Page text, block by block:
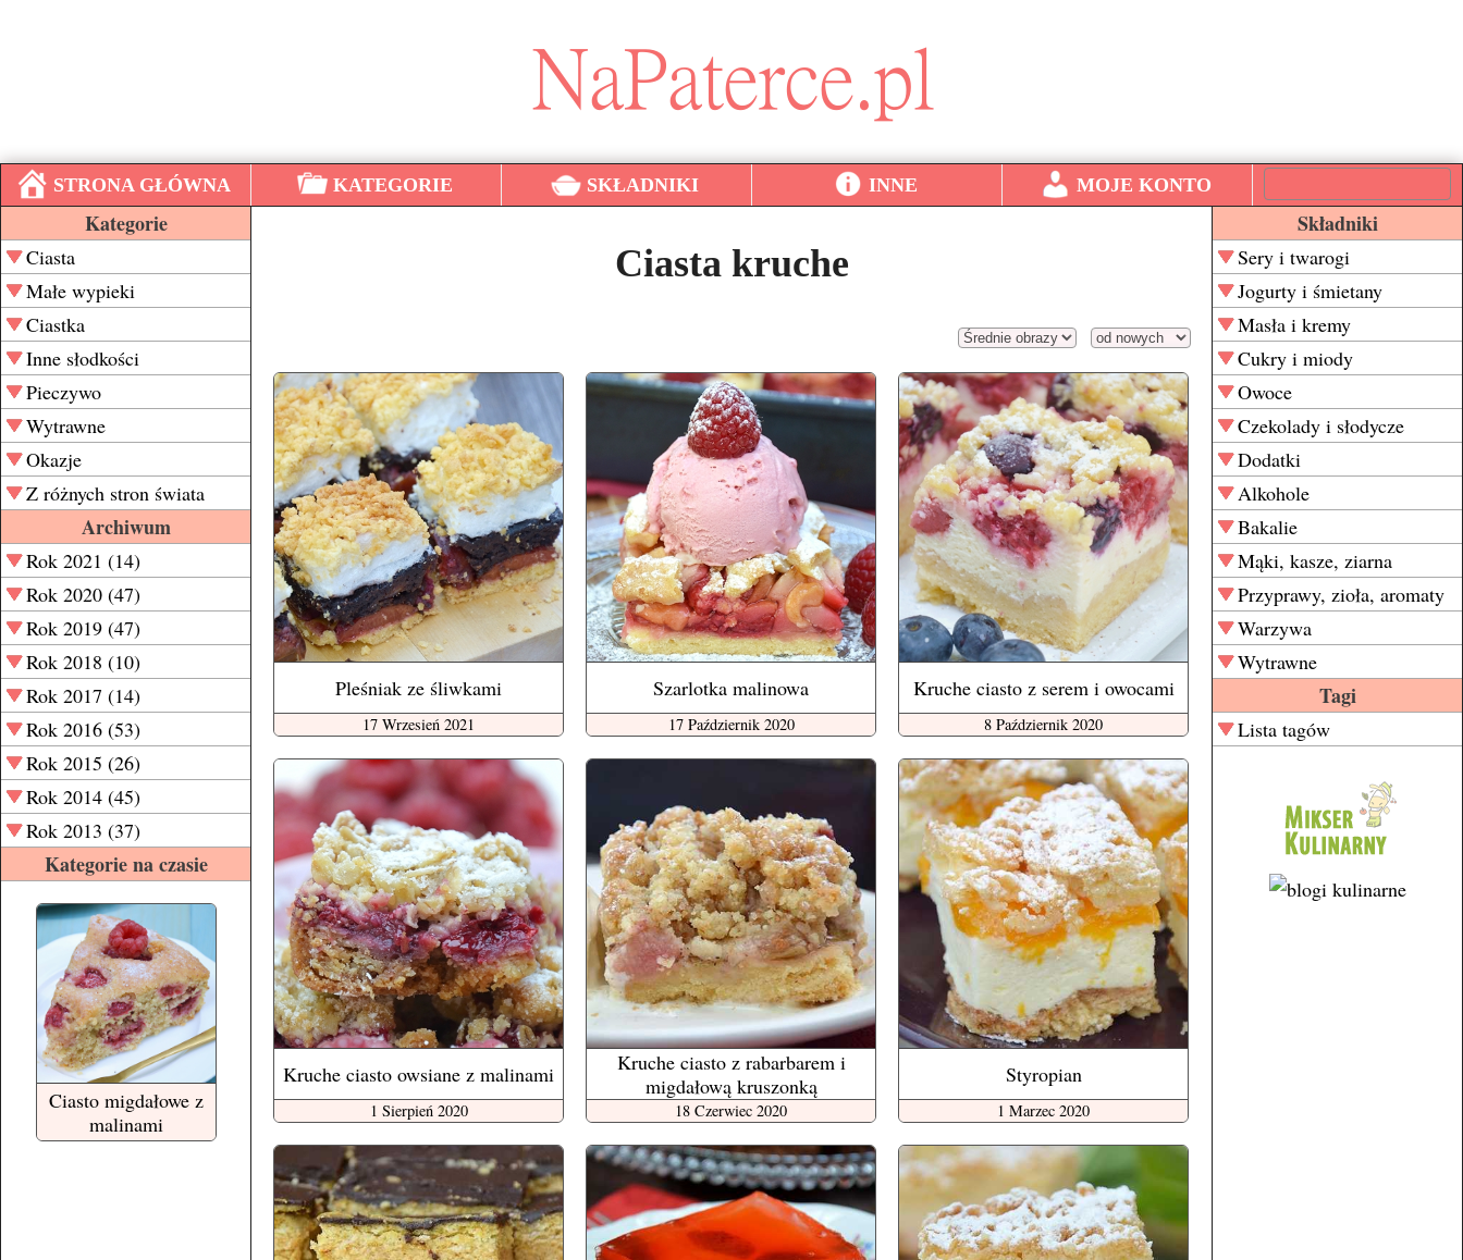
STRONA GŁÓWNA KATEGORIE SKŁADNIKI INNE MOJE KONTO
Kategorie
Ciasta
Małe wypieki
Ciastka
Inne słodkości
Pieczywo
Wytrawne
Okazje
Z różnych stron świata
Archiwum
Rok 2021 (14)
Rok 2020 (47)
Rok 2019 (47)
Rok 2018 (10)
Rok 2017 (14)
Rok 2016 (53)
Rok 2015 (26)
Rok 2014 (45)
Rok 2013 (37)
Kategorie na czasie
Ciasto migdałowe z
malinami
Składniki
Sery i twarogi
Jogurty i śmietany
Masła i kremy
Cukry i miody
Owoce
Czekolady i słodycze
Dodatki
Alkohole
Bakalie
Mąki, kasze, ziarna
Przyprawy, zioła, aromaty
Warzywa
Wytrawne
Tagi
Lista tagów
Ciasta kruche
Pleśniak ze śliwkami
17 Wrzesień 2021
Szarlotka malinowa
17 Październik 2020
Kruche ciasto z serem i owocami
8 Październik 2020
Kruche ciasto owsiane z malinami
1 Sierpień 2020
Kruche ciasto z rabarbarem i
migdałową kruszonką
18 Czerwiec 2020
Styropian
1 Marzec 2020